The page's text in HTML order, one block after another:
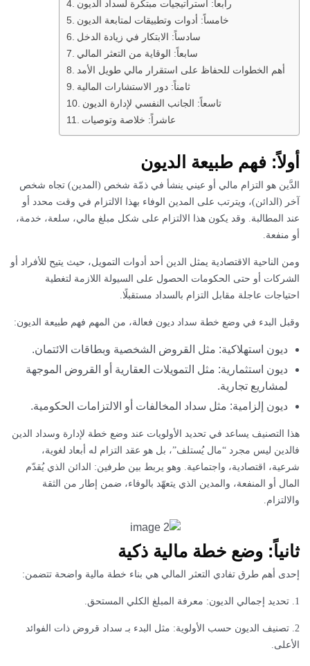
رابعاً: استراتيجيات مبتكرة لسداد الديون
خامساً: أدوات وتطبيقات لمتابعة الديون
سادساً: الابتكار في زيادة الدخل
سابعاً: الوقاية من التعثر المالي
أهم الخطوات للحفاظ على استقرار مالي طويل الأمد
ثامناً: دور الاستشارات المالية
تاسعاً: الجانب النفسي لإدارة الديون
عاشراً: خلاصة وتوصيات
أولاً: فهم طبيعة الديون
الدَّين هو التزام مالي أو عيني ينشأ في ذمّة شخص (المدين) تجاه شخص
آخر (الدائن)، ويترتب على المدين الوفاء بهذا الالتزام في وقت محدد أو
عند المطالبة. وقد يكون هذا الالتزام على شكل مبلغ مالي، سلعة، خدمة،
أو منفعة.
ومن الناحية الاقتصادية يمثل الدين أحد أدوات التمويل، حيث يتيح للأفراد أو
الشركات أو حتى الحكومات الحصول على السيولة اللازمة لتغطية
احتياجات عاجلة مقابل التزام بالسداد مستقبلًا.
وقبل البدء في وضع خطة سداد ديون فعالة، من المهم فهم طبيعة الديون:
ديون استهلاكية: مثل القروض الشخصية وبطاقات الائتمان.
ديون استثمارية: مثل التمويلات العقارية أو القروض الموجهة
لمشاريع تجارية.
ديون إلزامية: مثل سداد المخالفات أو الالتزامات الحكومية.
هذا التصنيف يساعد في تحديد الأولويات عند وضع خطة لإدارة وسداد الدين
فالدين ليس مجرد “مال يُستلف”، بل هو عقد التزام له أبعاد لغوية،
شرعية، اقتصادية، واجتماعية. وهو يربط بين طرفين: الدائن الذي يُقدّم
المال أو المنفعة، والمدين الذي يتعهّد بالوفاء، ضمن إطار من الثقة
والالتزام.
ثانياً: وضع خطة مالية ذكية
إحدى أهم طرق تفادي التعثر المالي هي بناء خطة مالية واضحة تتضمن:
1. تحديد إجمالي الديون: معرفة المبلغ الكلي المستحق.
2. تصنيف الديون حسب الأولوية: مثل البدء بـ سداد قروض ذات الفوائد
الأعلى.